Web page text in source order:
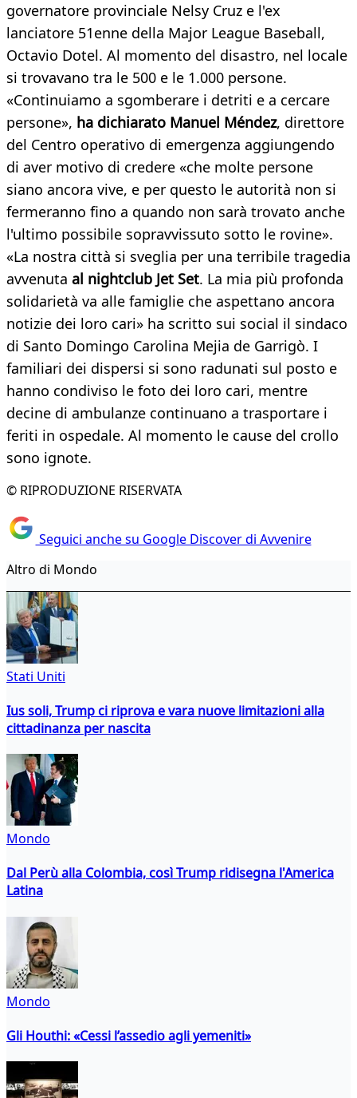
governatore provinciale Nelsy Cruz e l'ex
lanciatore 51enne della Major League Baseball,
Octavio Dotel. Al momento del disastro, nel locale
si trovavano tra le 500 e le 1.000 persone.
«Continuiamo a sgomberare i detriti e a cercare
persone», ha dichiarato Manuel Méndez, direttore
del Centro operativo di emergenza aggiungendo
di aver motivo di credere «che molte persone
siano ancora vive, e per questo le autorità non si
fermeranno fino a quando non sarà trovato anche
l'ultimo possibile sopravvissuto sotto le rovine».
«La nostra città si sveglia per una terribile tragedia
avvenuta al nightclub Jet Set. La mia più profonda
solidarietà va alle famiglie che aspettano ancora
notizie dei loro cari» ha scritto sui social il sindaco
di Santo Domingo Carolina Mejia de Garrigò. I
familiari dei dispersi si sono radunati sul posto e
hanno condiviso le foto dei loro cari, mentre
decine di ambulanze continuano a trasportare i
feriti in ospedale. Al momento le cause del crollo
sono ignote.
© RIPRODUZIONE RISERVATA
Seguici anche su Google Discover di Avvenire
Altro di Mondo
Stati Uniti
Ius soli, Trump ci riprova e vara nuove limitazioni alla
cittadinanza per nascita
Mondo
Dal Perù alla Colombia, così Trump ridisegna l'America
Latina
Mondo
Gli Houthi: «Cessi l’assedio agli yemeniti»